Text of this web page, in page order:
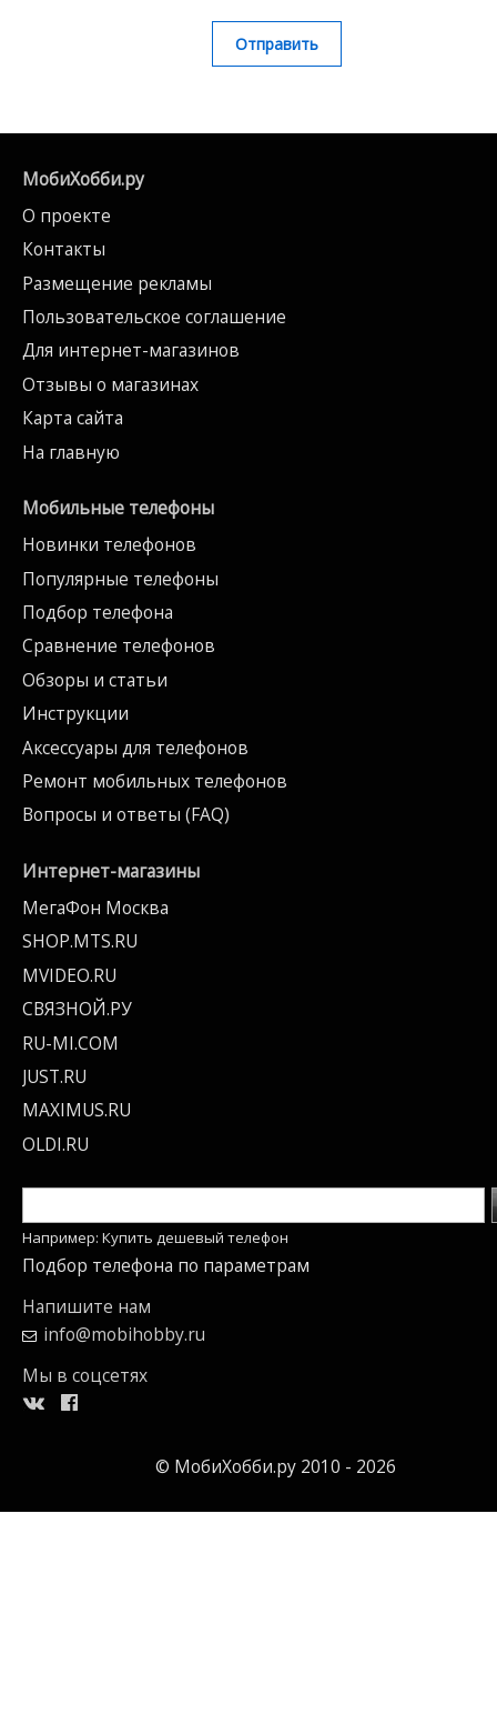
Отправить
МобиХобби.ру
О проекте
Контакты
Размещение рекламы
Пользовательское соглашение
Для интернет-магазинов
Отзывы о магазинах
Карта сайта
На главную
Мобильные телефоны
Новинки телефонов
Популярные телефоны
Подбор телефона
Сравнение телефонов
Обзоры и статьи
Инструкции
Аксессуары для телефонов
Ремонт мобильных телефонов
Вопросы и ответы (FAQ)
Интернет-магазины
МегаФон Москва
SHOP.MTS.RU
MVIDEO.RU
СВЯЗНОЙ.РУ
RU-MI.COM
JUST.RU
MAXIMUS.RU
OLDI.RU
Например: Купить дешевый телефон
Подбор телефона по параметрам
Напишите нам
info@mobihobby.ru
Мы в соцсетях
© МобиХобби.ру 2010 - 2026